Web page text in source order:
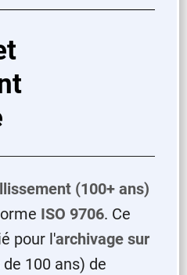
(100+ ans)
ISO 9706. Ce
pour l'archivage sur
100 ans) de